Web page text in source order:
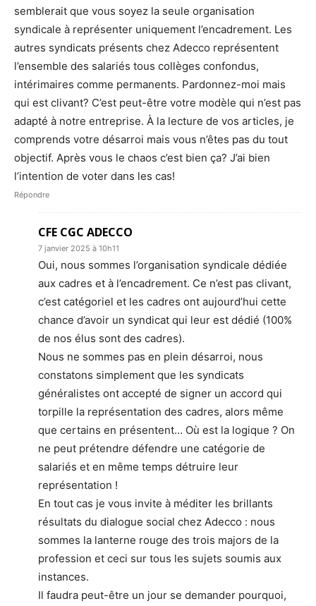
semblerait que vous soyez la seule organisation
syndicale à représenter uniquement l’encadrement. Les
autres syndicats présents chez Adecco représentent
l’ensemble des salariés tous collèges confondus,
intérimaires comme permanents. Pardonnez-moi mais
qui est clivant? C’est peut-être votre modèle qui n’est pas
adapté à notre entreprise. À la lecture de vos articles, je
comprends votre désarroi mais vous n’êtes pas du tout
objectif. Après vous le chaos c’est bien ça? J’ai bien
l’intention de voter dans les cas!
Répondre
CFE CGC ADECCO
7 janvier 2025 à 10h11
Oui, nous sommes l’organisation syndicale dédiée
aux cadres et à l’encadrement. Ce n’est pas clivant,
c’est catégoriel et les cadres ont aujourd’hui cette
chance d’avoir un syndicat qui leur est dédié (100%
de nos élus sont des cadres).
Nous ne sommes pas en plein désarroi, nous
constatons simplement que les syndicats
généralistes ont accepté de signer un accord qui
torpille la représentation des cadres, alors même
que certains en présentent… Où est la logique ? On
ne peut prétendre défendre une catégorie de
salariés et en même temps détruire leur
représentation !
En tout cas je vous invite à méditer les brillants
résultats du dialogue social chez Adecco : nous
sommes la lanterne rouge des trois majors de la
profession et ceci sur tous les sujets soumis aux
instances.
Il faudra peut-être un jour se demander pourquoi,